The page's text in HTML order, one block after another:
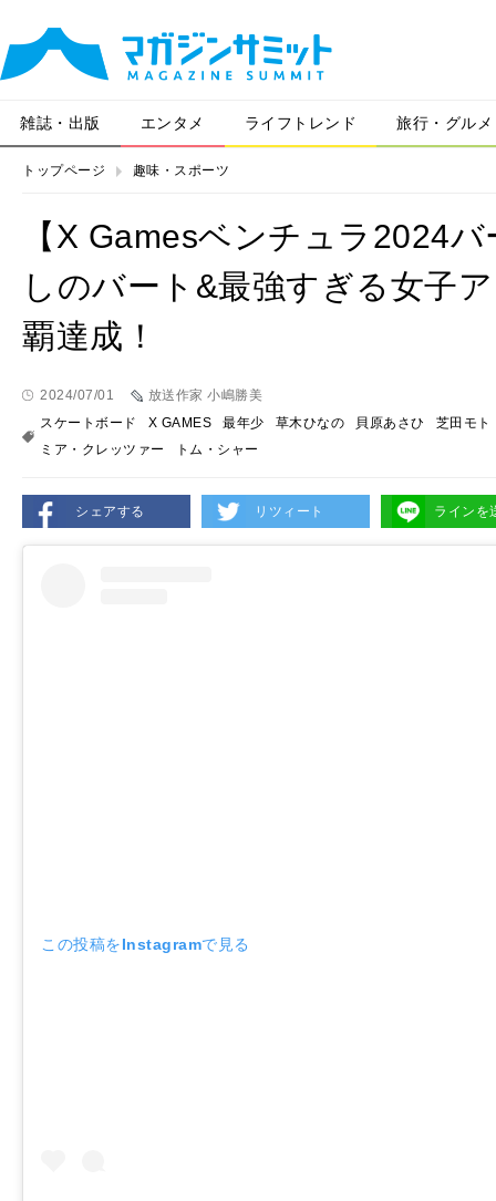
雑誌・出版 エンタメ ライフトレンド 旅行・グルメ
トップページ 趣味・スポーツ
【X Gamesベンチュラ2024
しのバート&最強すぎる女子
覇達成！
2024/07/01
放送作家 小嶋勝美
スケートボード
X GAMES 最年少 草木ひなの 貝原あさひ
芝田モト
ミア・クレッツァー
トム・シャー
シェアする リツィート ラインを
この投稿をInstagramで見る